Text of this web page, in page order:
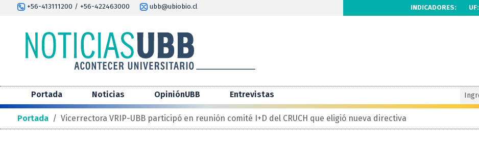
+56-413111200 / +56-422463000 ubb@ubiobio.cl INDICADORES: UF:
Portada Noticias OpiniónUBB Entrevistas
Portada / Vicerrectora VRIP-UBB participó en reunión comité I+D del CRUCH que eligió nueva directiva